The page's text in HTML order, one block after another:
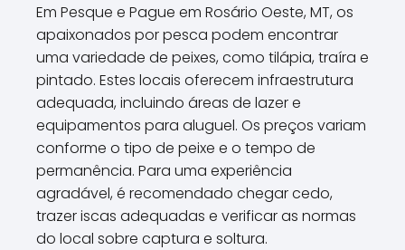
Em Pesque e Pague em Rosário Oeste, MT, os
apaixonados por pesca podem encontrar
uma variedade de peixes, como tilápia, traíra e
pintado. Estes locais oferecem infraestrutura
adequada, incluindo áreas de lazer e
equipamentos para aluguel. Os preços variam
conforme o tipo de peixe e o tempo de
permanência. Para uma experiência
agradável, é recomendado chegar cedo,
trazer iscas adequadas e verificar as normas
do local sobre captura e soltura.